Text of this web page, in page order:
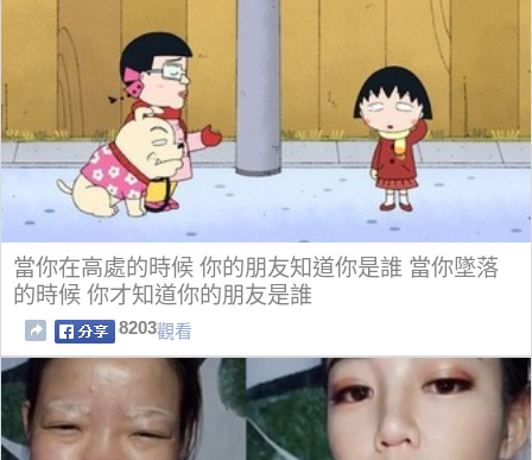
當你在高處的時候 你的朋友知道你是誰 當你墜落
的時候 你才知道你的朋友是誰
8203觀看